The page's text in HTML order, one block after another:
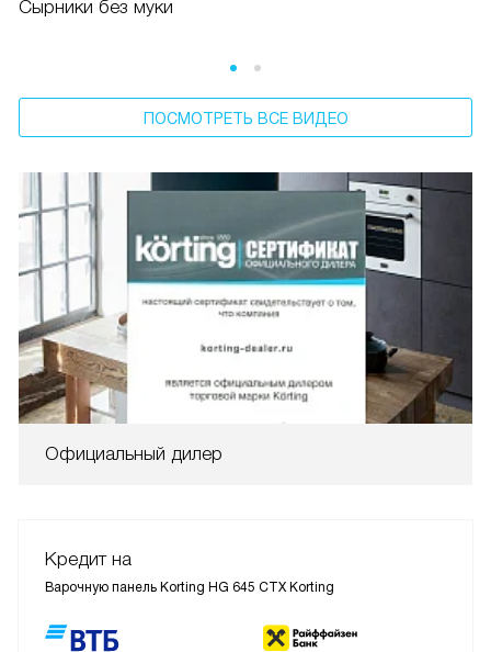
Сырники без муки
ПОСМОТРЕТЬ ВСЕ ВИДЕО
Официальный дилер
Кредит на
Варочную панель Korting HG 645 CTX Korting